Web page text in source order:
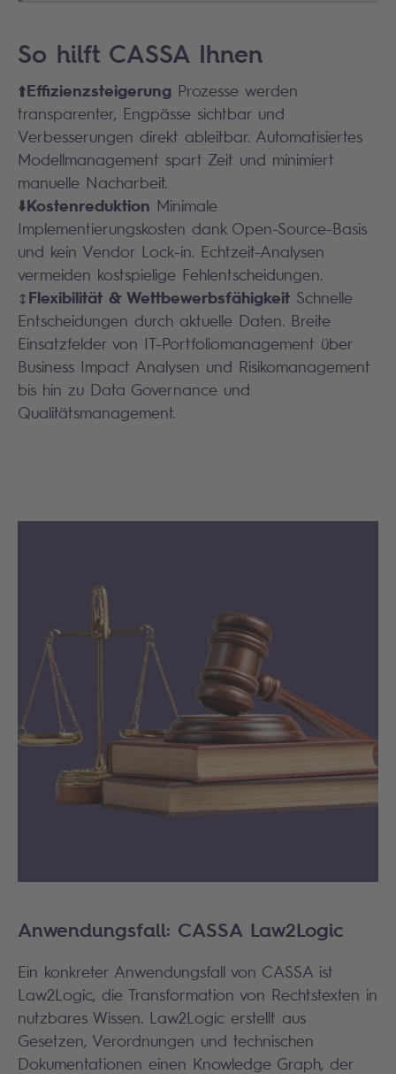
So hilft CASSA Ihnen
⬆️Effizienzsteigerung Prozesse werden
transparenter, Engpässe sichtbar und
Verbesserungen direkt ableitbar. Automatisiertes
Modellmanagement spart Zeit und minimiert
manuelle Nacharbeit.
⬇️Kostenreduktion Minimale
Implementierungskosten dank Open-Source-Basis
und kein Vendor Lock-in. Echtzeit-Analysen
vermeiden kostspielige Fehlentscheidungen.
↕️Flexibilität & Wettbewerbsfähigkeit Schnelle
Entscheidungen durch aktuelle Daten. Breite
Einsatzfelder von IT-Portfoliomanagement über
Business Impact Analysen und Risikomanagement
bis hin zu Data Governance und
Qualitätsmanagement.
Anwendungsfall: CASSA Law2Logic
Ein konkreter Anwendungsfall von CASSA ist
Law2Logic, die Transformation von Rechtstexten in
nutzbares Wissen. Law2Logic erstellt aus
Gesetzen, Verordnungen und technischen
Dokumentationen einen Knowledge Graph, der